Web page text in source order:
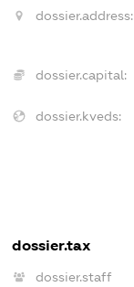
dossier.address:
dossier.capital:
dossier.kveds:
dossier.tax
dossier.staff